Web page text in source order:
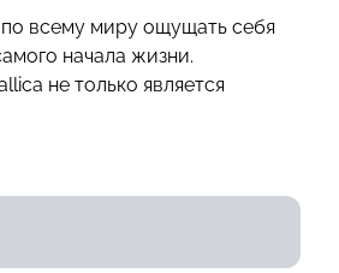
всему миру ощущать себя
начала жизни.
не только является